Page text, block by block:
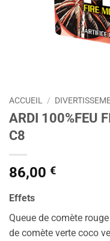
ACCUEIL /
ARDI 100%FEU
C8
86,00 €
Effets
Queue de comète
de comète verte coco